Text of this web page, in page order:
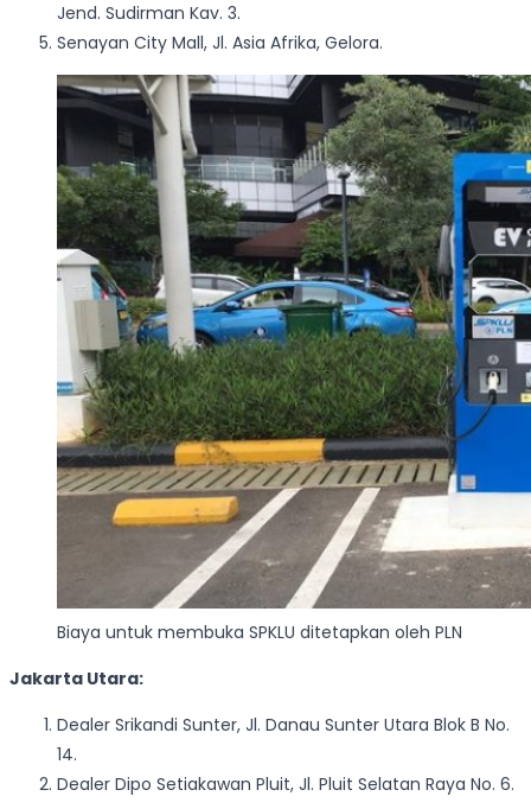
Jend. Sudirman Kav. 3.
Senayan City Mall, Jl. Asia Afrika, Gelora.
Biaya untuk membuka SPKLU ditetapkan oleh PLN
Jakarta Utara:
Dealer Srikandi Sunter, Jl. Danau Sunter Utara Blok B No.
14.
Dealer Dipo Setiakawan Pluit, Jl. Pluit Selatan Raya No. 6.